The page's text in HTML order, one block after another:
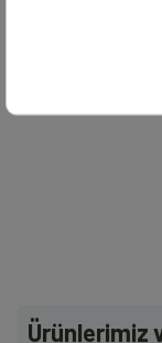
Ürünlerimiz